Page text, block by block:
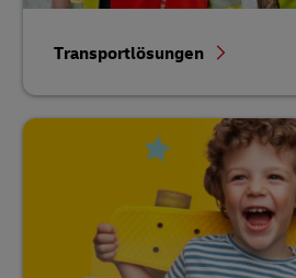
Transportlösungen